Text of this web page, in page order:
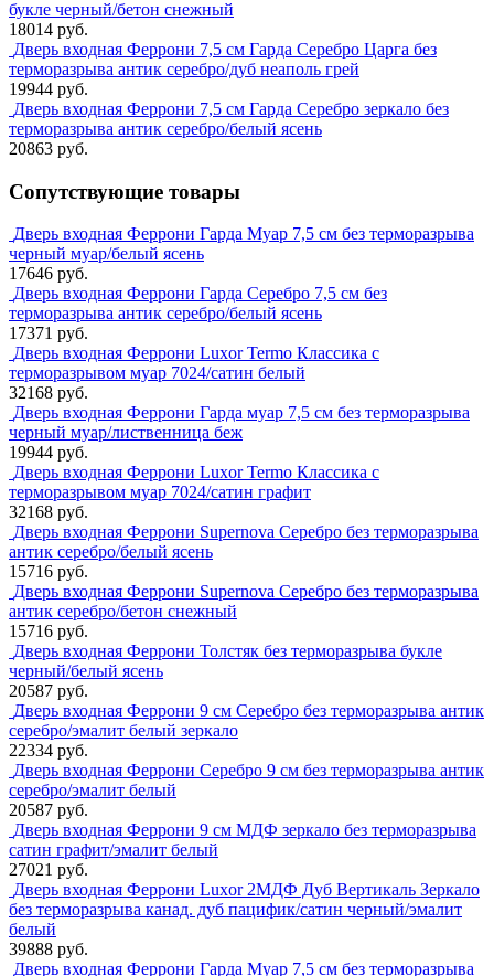
букле черный/бетон снежный
18014 руб.
Дверь входная Феррони 7,5 см Гарда Серебро Царга без
терморазрыва антик серебро/дуб неаполь грей
19944 руб.
Дверь входная Феррони 7,5 см Гарда Серебро зеркало без
терморазрыва антик серебро/белый ясень
20863 руб.
Сопутствующие товары
Дверь входная Феррони Гарда Муар 7,5 см без терморазрыва
черный муар/белый ясень
17646 руб.
Дверь входная Феррони Гарда Серебро 7,5 см без
терморазрыва антик серебро/белый ясень
17371 руб.
Дверь входная Феррони Luxor Termo Классика с
терморазрывом муар 7024/сатин белый
32168 руб.
Дверь входная Феррони Гарда муар 7,5 см без терморазрыва
черный муар/лиственница беж
19944 руб.
Дверь входная Феррони Luxor Termo Классика с
терморазрывом муар 7024/сатин графит
32168 руб.
Дверь входная Феррони Supernova Серебро без терморазрыва
антик серебро/белый ясень
15716 руб.
Дверь входная Феррони Supernova Серебро без терморазрыва
антик серебро/бетон снежный
15716 руб.
Дверь входная Феррони Толстяк без терморазрыва букле
черный/белый ясень
20587 руб.
Дверь входная Феррони 9 см Серебро без терморазрыва антик
серебро/эмалит белый зеркало
22334 руб.
Дверь входная Феррони Серебро 9 см без терморазрыва антик
серебро/эмалит белый
20587 руб.
Дверь входная Феррони 9 см МДФ зеркало без терморазрыва
сатин графит/эмалит белый
27021 руб.
Дверь входная Феррони Luxor 2МДФ Дуб Вертикаль Зеркало
без терморазрыва канад. дуб пацифик/сатин черный/эмалит
белый
39888 руб.
Дверь входная Феррони Гарда Муар 7,5 см без терморазрыва